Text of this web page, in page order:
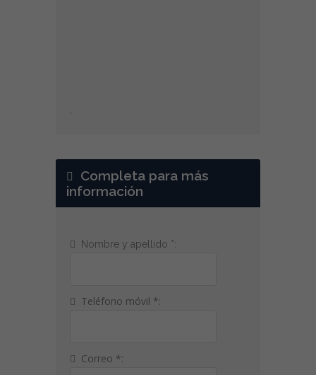
.
Completa para más
información
Nombre y apellido *:
Teléfono móvil *:
Correo *: